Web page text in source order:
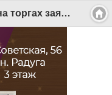
Северодвинская фирма на торгах заявила ценник в квинтиллионы рублей за здание дома быта в Ярославле - Беломорканал Северодвинск tv29.ru